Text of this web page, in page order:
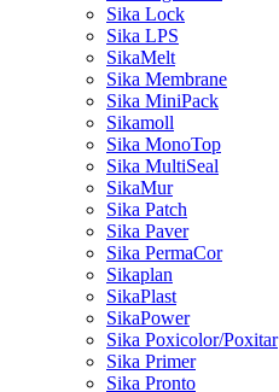
Sika Lock
Sika LPS
SikaMelt
Sika Membrane
Sika MiniPack
Sikamoll
Sika MonoTop
Sika MultiSeal
SikaMur
Sika Patch
Sika Paver
Sika PermaCor
Sikaplan
SikaPlast
SikaPower
Sika Poxicolor/Poxitar
Sika Primer
Sika Pronto